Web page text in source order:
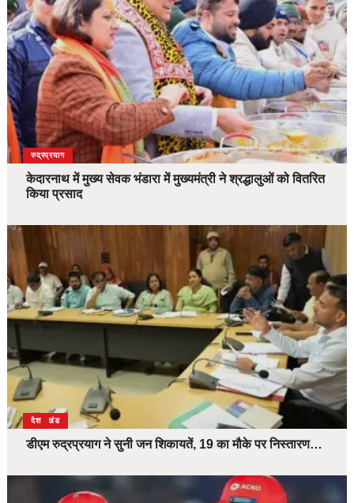
उत्तराखंड
देश
रुद्रप्रयाग
केदारनाथ में मुख्य सेवक भंडारा में मुख्यमंत्री ने श्रद्धालुओं को वितरित
किया प्रसाद
उत्तराखंड
देश
डीएम रुद्रप्रयाग ने सुनी जन शिकायतें, 19 का मौके पर निस्तारण…